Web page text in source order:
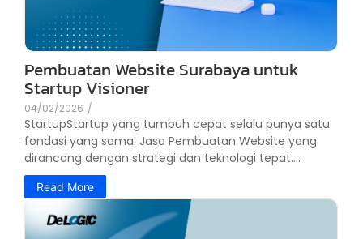
Pembuatan Website Surabaya untuk
Startup Visioner
04/02/2026 /
StartupStartup yang tumbuh cepat selalu punya satu
fondasi yang sama: Jasa Pembuatan Website yang
dirancang dengan strategi dan teknologi tepat....
Read More